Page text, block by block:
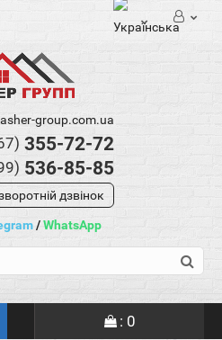
group.com.ua
355-72-72
536-85-85
дзвінок
/WhatsApp
: 0